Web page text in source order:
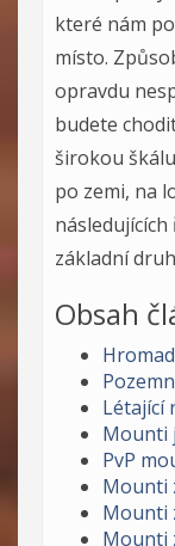
které nám
místo.
opravdu
budete
širokou
po zemi, na
následujících
základní
Obsah
Létající
Mounti
PvP
Mounti
Mounti
Mounti